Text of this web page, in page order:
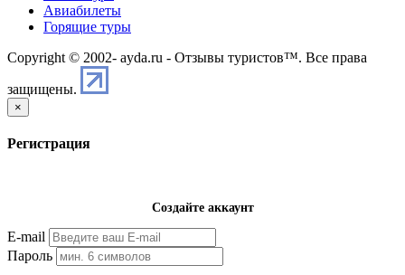
Авиабилеты
Горящие туры
Copyright © 2002- ayda.ru - Отзывы туристов™. Все права
защищены.
×
Регистрация
Создайте аккаунт
E-mail
Пароль